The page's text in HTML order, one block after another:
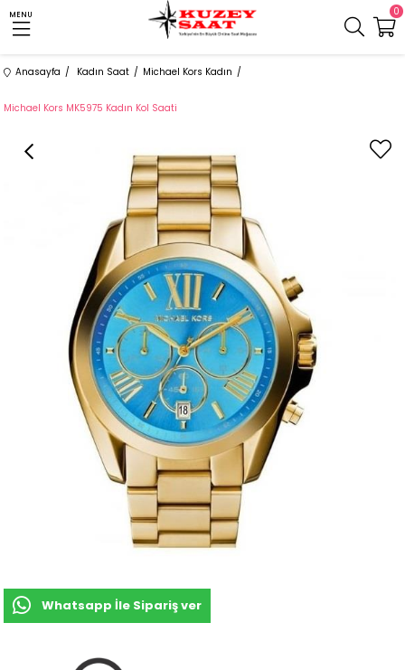
MENU 0
Anasayfa Kadın Saat Michael Kors Kadın
Michael Kors MK5975 Kadın Kol Saati
Whatsapp İle Sipariş ver